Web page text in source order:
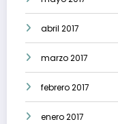
abril 2017
marzo 2017
febrero 2017
enero 2017